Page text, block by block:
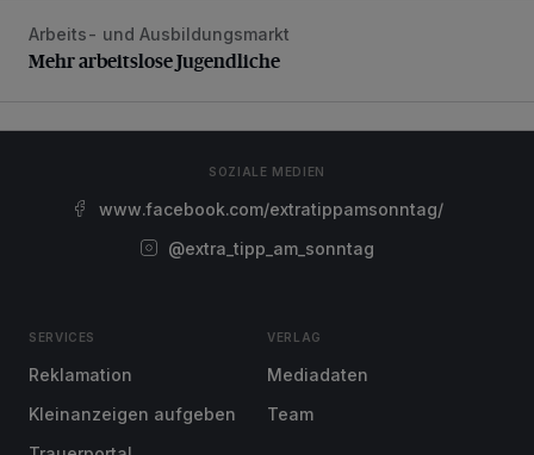
Mehr arbeitslose Jugendliche
Arbeits- und Ausbildungsmarkt
Mehr arbeitslose Jugendliche
SOZIALE MEDIEN
www.facebook.com/extratippamsonntag/
@extra_tipp_am_sonntag
SERVICES
Reklamation
Kleinanzeigen aufgeben
VERLAG
Mediadaten
Team